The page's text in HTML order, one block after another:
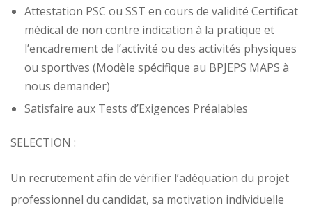
Attestation PSC ou SST en cours de validité Certificat
médical de non contre indication à la pratique et
l’encadrement de l’activité ou des activités physiques
ou sportives (Modèle spécifique au BPJEPS MAPS à
nous demander)
Satisfaire aux Tests d’Exigences Préalables
SELECTION :
Un recrutement afin de vérifier l’adéquation du projet
professionnel du candidat, sa motivation individuelle